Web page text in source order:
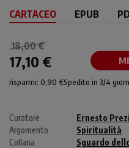
CARTACEO EPUB
18,00 €
17,10 €
risparmi: 0,90 €Spedito in 3/4
Curatore
Ernesto
Argomento
Spiritualità
Collana
Sguardo